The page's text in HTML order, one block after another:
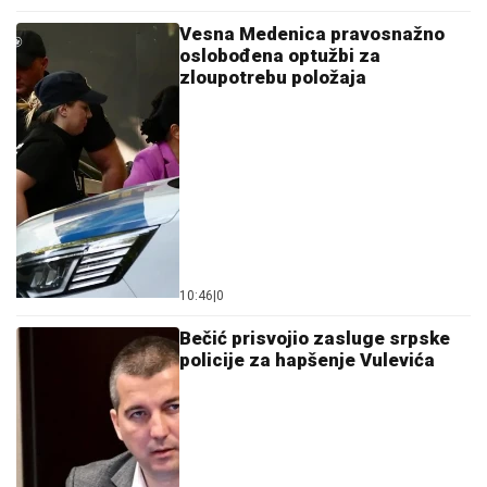
Vesna Medenica pravosnažno
oslobođena optužbi za
zloupotrebu položaja
10:46|0
Bečić prisvojio zasluge srpske
policije za hapšenje Vulevića